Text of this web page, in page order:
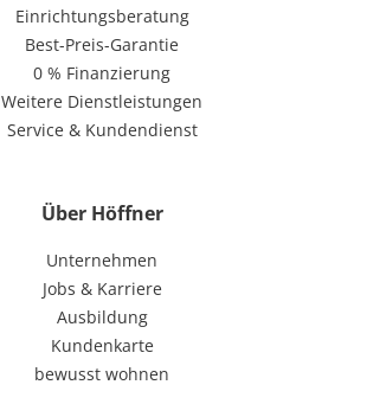
Einrichtungsberatung
Best-Preis-Garantie
0 % Finanzierung
Weitere Dienstleistungen
Service & Kundendienst
Über Höffner
Unternehmen
Jobs & Karriere
Ausbildung
Kundenkarte
bewusst wohnen